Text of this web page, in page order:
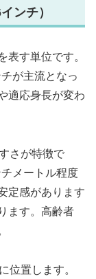
ンチ）
表す単位です。
が主流となっ
適応身長が変わ
さが特徴で
メートル程度
定感があります
ます。高齢者
位置します。